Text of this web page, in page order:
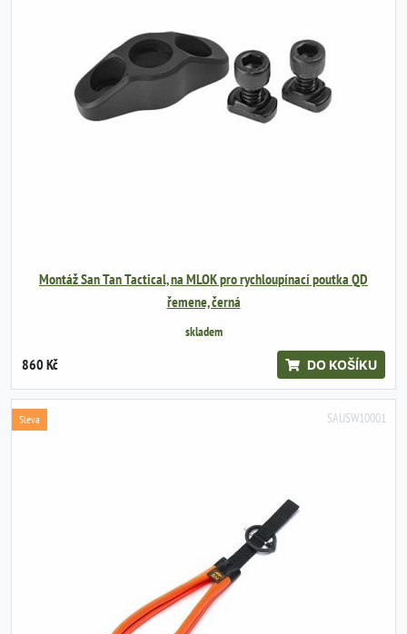
Montáž San Tan Tactical, na MLOK pro rychloupínací poutka QD
řemene, černá
skladem
860 Kč DO KOŠÍKU
SAUSW10001
Sleva